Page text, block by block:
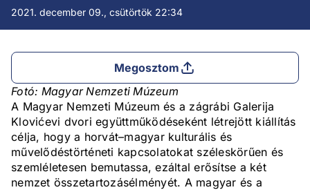
2021. december 09., csütörtök 22:34
Megosztom
Fotó: Magyar Nemzeti Múzeum
A Magyar Nemzeti Múzeum és a zágrábi Galerija
Klovićevi dvori együttműködéseként létrejött kiállítás
célja, hogy a horvát–magyar kulturális és
művelődéstörténeti kapcsolatokat széleskörűen és
szemléletesen bemutassa, ezáltal erősítse a két
nemzet összetartozásélményét. A magyar és a